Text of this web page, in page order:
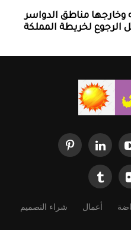
وخارجها ‏مناطق الدواسر
الرجوع لخريطة المملكة
أعمال شراء التصميم